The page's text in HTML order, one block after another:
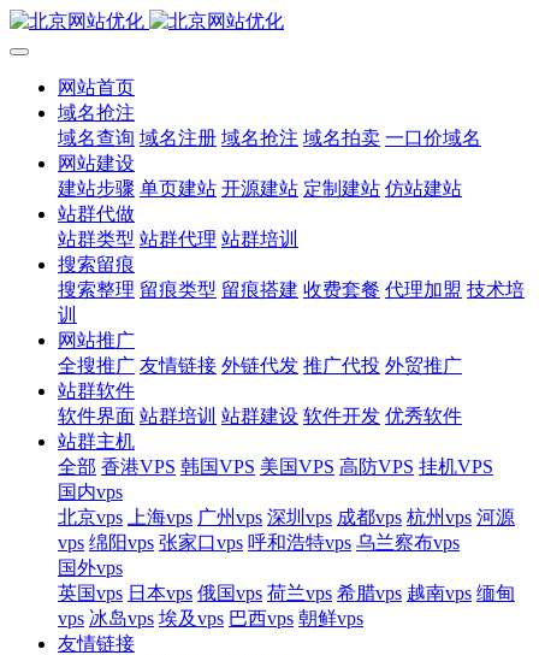
网站首页
域名抢注
域名查询 域名注册 域名抢注 域名拍卖 一口价域名
网站建设
建站步骤 单页建站 开源建站 定制建站 仿站建站
站群代做
站群类型 站群代理 站群培训
搜索留痕
搜索整理 留痕类型 留痕搭建 收费套餐 代理加盟 技术培
训
网站推广
全搜推广 友情链接 外链代发 推广代投 外贸推广
站群软件
软件界面 站群培训 站群建设 软件开发 优秀软件
站群主机
全部 香港VPS 韩国VPS 美国VPS 高防VPS 挂机VPS
国内vps
北京vps
上海vps 广州vps 深圳vps 成都vps 杭州vps 河源
vps 绵阳vps 张家口vps 呼和浩特vps 乌兰察布vps
国外vps
英国vps 日本vps 俄国vps 荷兰vps 希腊vps 越南vps 缅甸
vps 冰岛vps 埃及vps 巴西vps 朝鲜vps
友情链接